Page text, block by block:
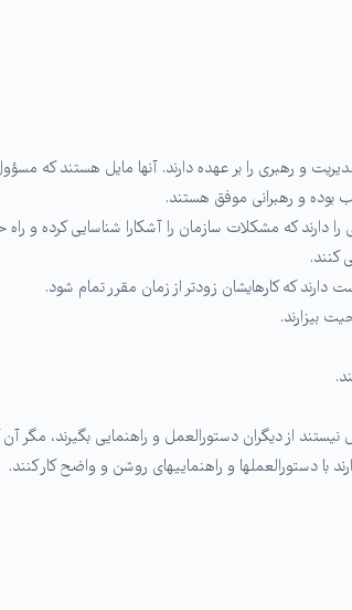
و رهبری را بر عهده دارند. آنها مایل هستند که مسؤول
را دارند که مشکلات سازمان را آشکارا شناسایی کرده و
کنند.
دارند که کارهایشان زودتر از زمان مقرر تمام شود.
بیزارند.
نیستند از دیگران دستورالعمل و راهنمایی بگیرند،
با دستورالعملها و راهنماییهای روشن و واضح کار کنند.